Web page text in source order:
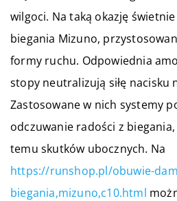
wilgoci. Na taką okazję
biegania Mizuno,
formy ruchu. Odpowiednia
stopy neutralizują siłę nacisku
Zastosowane w nich systemy
odczuwanie radości z
temu skutków ubocznych. Na
https://runshop.pl/obuwie-
biegania,mizuno,c10.html